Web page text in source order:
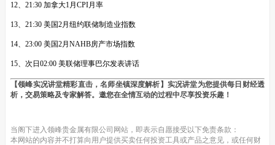
12、21:30 加拿大1月CPI月率
13、21:30 美国2月纽约联储制造业指数
14、23:00 美国2月NAHB房产市场指数
15、次日02:00 美联储理事巴尔发表讲话
【领峰实况讲堂精彩直击，名师坐镇深度解析】实况讲堂为您提供每日财经透
析，交易策略及专家解答。邀您在全情互动的过程中尽享投资乐趣！
当阁下进入领峰贵金属有限公司网站，即表示自愿接受以下免责条款：
本网站的内容并不打算向用户提供买卖任何投资工具或产品之意见，或任何财